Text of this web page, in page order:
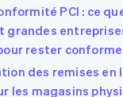
PCI : ce
grandes
rester
des remises en
les magasins